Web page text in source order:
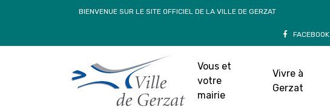
BIENVENUE SUR LE SITE OFFICIEL DE LA VILLE DE GERZAT
FACEBOOK
Vous et
votre
mairie
Vivre à
Gerzat